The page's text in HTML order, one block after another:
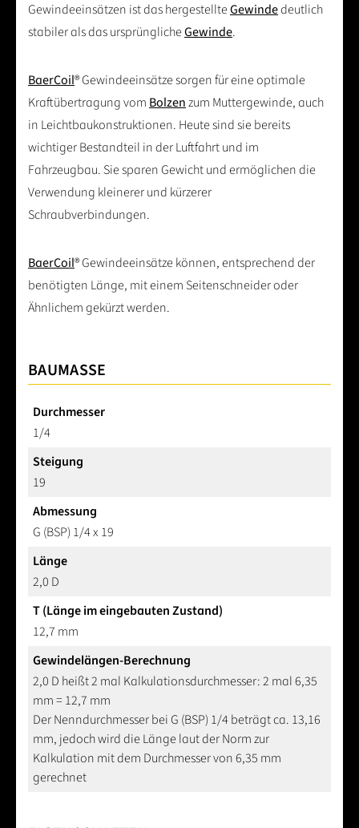
Gewindeeinsätzen ist das hergestellteGewindedeutlich
stabiler als das ursprünglicheGewinde.
BaerCoil® Gewindeeinsätze sorgen für eine optimale
Kraftübertragung vom Bolzenzum Muttergewinde, auch
in Leichtbaukonstruktionen. Heute sind sie bereits
wichtiger Bestandteil in der Luftfahrt und im
Fahrzeugbau. Sie sparen Gewicht und ermöglichen die
Verwendung kleinerer und kürzerer
Schraubverbindungen.
BaerCoil® Gewindeeinsätze können, entsprechend der
benötigten Länge, mit einem Seitenschneider oder
Ähnlichem gekürzt werden.
BAUMASSE
Durchmesser
1/4
Steigung
19
Abmessung
G (BSP) 1/4 x 19
Länge
2,0 D
T (Länge im eingebauten Zustand)
12,7 mm
Gewindelängen-Berechnung
2,0 D heißt 2 mal Kalkulationsdurchmesser: 2 mal 6,35
mm = 12,7 mm
Der Nenndurchmesser bei G (BSP) 1/4 beträgt ca. 13,16
mm, jedoch wird die Länge laut der Norm zur
Kalkulation mit dem Durchmesser von 6,35 mm
gerechnet